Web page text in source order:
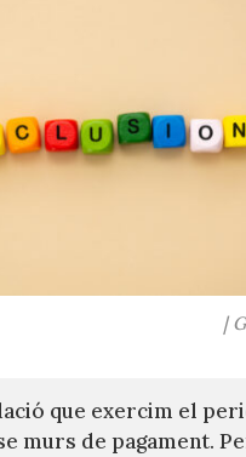
|
que exercim el
murs de pagament.